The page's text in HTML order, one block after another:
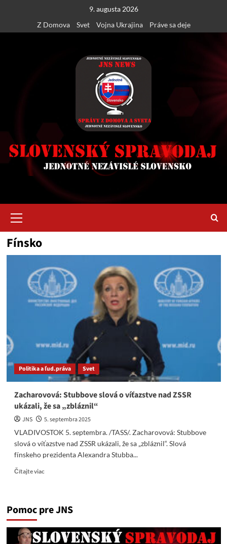
content
9. augusta 2026
Z Domova
Svet Vojna Ukrajina Práve sa deje
Menu
Fínsko
Politika a ľud.práva Svet
Zacharovová: Stubbove slová o víťazstve nad ZSSR
ukázali, že sa „zbláznil“
JNS
5. septembra 2025
VLADIVOSTOK 5. septembra. /TASS/. Zacharovová: Stubbove
slová o víťazstve nad ZSSR ukázali, že sa „zbláznil“. Slová
fínskeho prezidenta Alexandra Stubba...
Čítajte viacRead
Stubbove
o
víťazstve
Pomoc pre JNS